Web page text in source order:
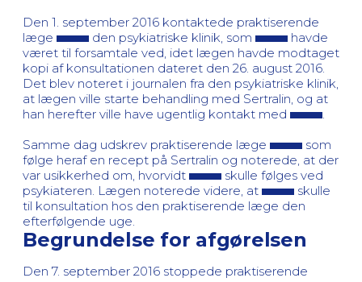
Den 1. september 2016 kontaktede praktiserende
læge
den psykiatriske klinik, som
havde
været til forsamtale ved, idet lægen havde modtaget
kopi af konsultationen dateret den 26. august 2016.
Det blev noteret i journalen fra den psykiatriske klinik,
at lægen ville starte behandling med Sertralin, og at
han herefter ville have ugentlig kontakt med
Samme dag udskrev praktiserende læge
som
følge heraf en recept på Sertralin og noterede, at der
var usikkerhed om, hvorvidt
skulle følges ved
psykiateren. Lægen noterede videre, at
skulle
til konsultation hos den praktiserende læge den
efterfølgende uge.
Begrundelse for afgørelsen
Den 7. september 2016 stoppede praktiserende